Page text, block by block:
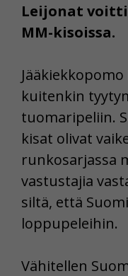
Leijonat
MM-kisoissa.
kuitenkin
tuomaripeliin.
kisat olivat
runkosarjassa
vastustajia
siltä, että
loppupeleihin.
Vähitellen